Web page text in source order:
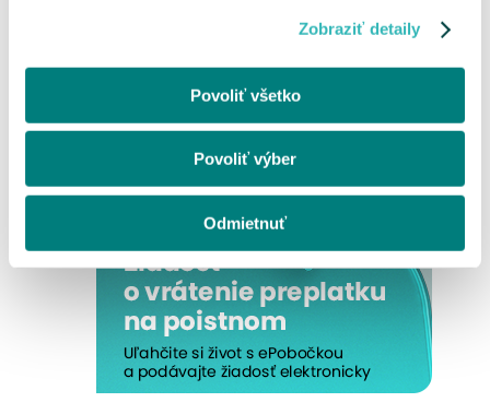
Zobraziť detaily
Povoliť všetko
Povoliť výber
Odmietnuť